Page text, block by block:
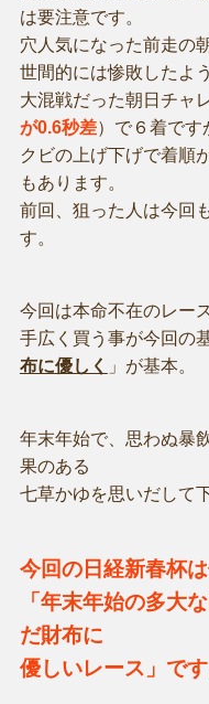
は要注意です。
穴人気になった前走の
世間的には惨敗したよ
大混戦だった朝日チャ
が0.6秒差）で６着です
クビの上げ下げで着順
もあります。
前回、狙った人は今回
す。
今回は本命不在のレー
手広く買う事が今回の
布に優しく 」が基本。
年末年始で、思わぬ暴
果のある
七草かゆを思いだして
今回の日経新春杯
「年末年始の多大
だ財布に
優しいレース」です